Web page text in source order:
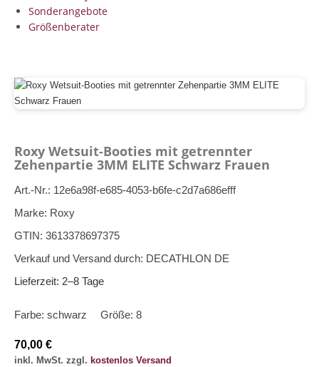
Sonderangebote
Größenberater
Roxy Wetsuit-Booties mit getrennter
Zehenpartie 3MM ELITE Schwarz Frauen
Art.-Nr.: 12e6a98f-e685-4053-b6fe-c2d7a686efff
Marke: Roxy
GTIN: 3613378697375
Verkauf und Versand durch: DECATHLON DE
Lieferzeit: 2–8 Tage
Farbe: schwarz Größe: 8
70,00 €
inkl. MwSt. zzgl. kostenlos Versand